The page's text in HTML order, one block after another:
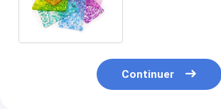
Continuer